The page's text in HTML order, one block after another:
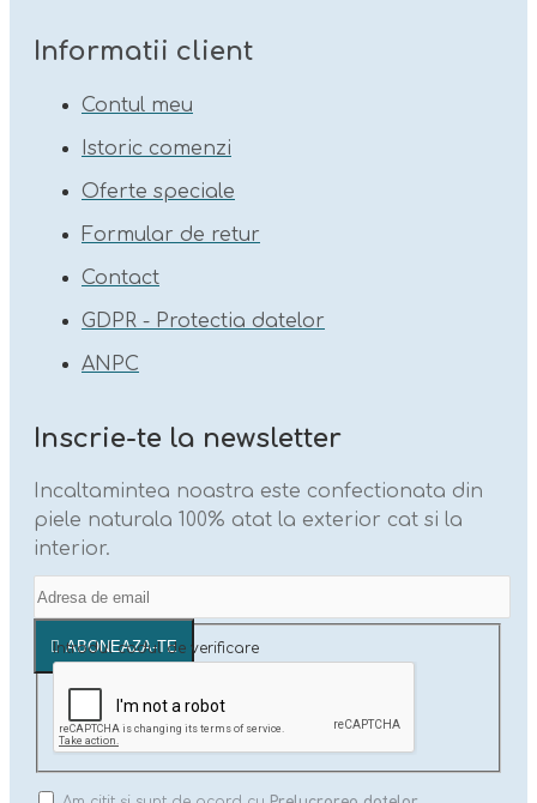
Informatii client
Contul meu
Istoric comenzi
Oferte speciale
Formular de retur
Contact
GDPR - Protectia datelor
ANPC
Inscrie-te la newsletter
Incaltamintea noastra este confectionata din
piele naturala 100% atat la exterior cat si la
interior.
ABONEAZA-TE
Introdul codul de verificare